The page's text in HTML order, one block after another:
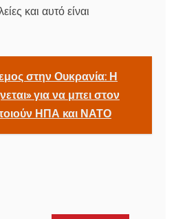
και αυτό είναι
στην Ουκρανία: Η
για να μπει στον
ΗΠΑ και ΝΑΤΟ